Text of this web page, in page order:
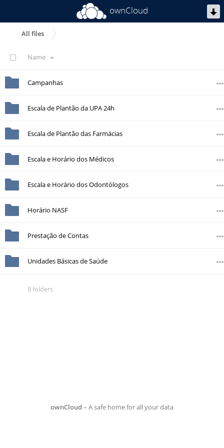
ownCloud
All files
Name
Campanhas
Escala de Plantão da UPA 24h
Escala de Plantão das Farmácias
Escala e Horário dos Médicos
Escala e Horário dos Odontólogos
Horário NASF
Prestação de Contas
Unidades Básicas de Saúde
8 folders
ownCloud – A safe home for all your data